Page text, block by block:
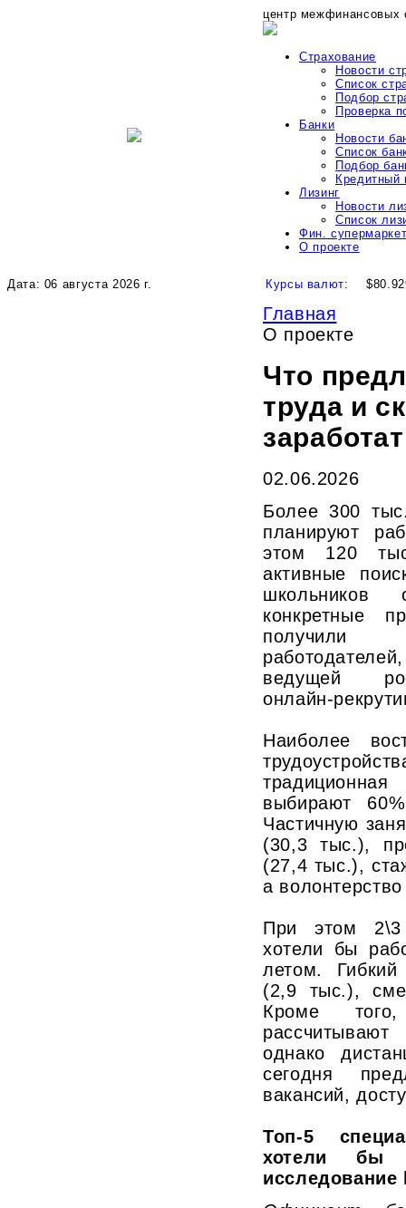
центр межфинансовых
Страхование
Новости
Список
Подбор
Проверка
Банки
Новости
Список
Подбор
Кредитный
Лизинг
Новости
Список
Фин.
О проекте
Дата: 06 августа 2026 г. Курсы валют:
Главная
О проекте
Что
труда и
02.06.2026
Более 300
планируют
этом 120
активные
школьников
конкретные
получили
ведущей
онлайн-
Наиболее
выбирают
Частичную
(30,3 тыс.),
(27,4 тыс.),
а
При этом 2\3
хотели бы
летом.
(2,9 тыс.),
Кроме
однако
сегодня
вакансий,
Топ-5
хотели бы
исследование